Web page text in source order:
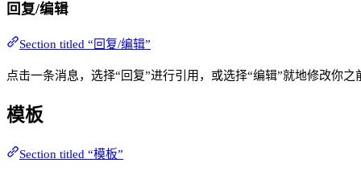
回复/编辑
Section titled “回复/编辑”
点击一条消息，选择“回复”进行引用，或选择“编辑”就地修改你之
模板
Section titled “模板”